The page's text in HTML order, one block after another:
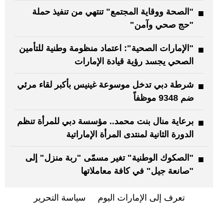
"الصحة ووقاية المجتمع" تنتهي من تنفيذ حملة
"حج صحي وآمن"
"الإمارات الصحية": اعتماد منظومة وطنية للتأمين
الصحي يجسد رؤية قيادة الإمارات
شرطة دبي تدخل موسوعة غينيس بأكبر لقاء مرئي
ضم 9348 موظفاً
برعاية منال بنت محمد.. مؤسسة دبي للمرأة تنظم
الدورة الثانية لمنتدى المرأة الإماراتية
"الصكوك الوطنية" تغير مسمّى "ربة منزل" إلى
"صانعة جيل" في كافة معاملاتها
تعرف إلى الإمارات اليوم سياسة التحرير